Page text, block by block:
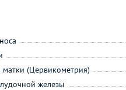
(Цервикометрия)
железы